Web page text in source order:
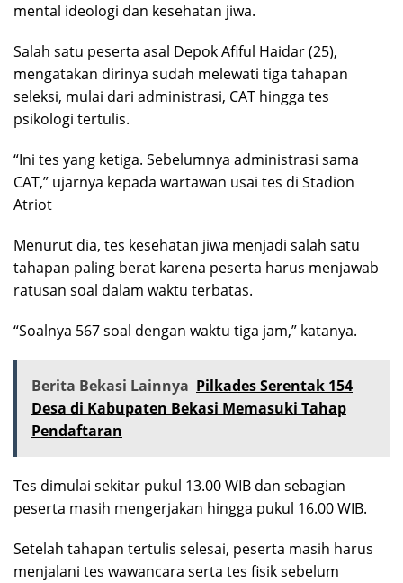
mental ideologi dan kesehatan jiwa.
Salah satu peserta asal Depok Afiful Haidar (25),
mengatakan dirinya sudah melewati tiga tahapan
seleksi, mulai dari administrasi, CAT hingga tes
psikologi tertulis.
“Ini tes yang ketiga. Sebelumnya administrasi sama
CAT,” ujarnya kepada wartawan usai tes di Stadion
Atriot
Menurut dia, tes kesehatan jiwa menjadi salah satu
tahapan paling berat karena peserta harus menjawab
ratusan soal dalam waktu terbatas.
“Soalnya 567 soal dengan waktu tiga jam,” katanya.
Berita Bekasi Lainnya Pilkades Serentak 154
Desa di Kabupaten Bekasi Memasuki Tahap
Pendaftaran
Tes dimulai sekitar pukul 13.00 WIB dan sebagian
peserta masih mengerjakan hingga pukul 16.00 WIB.
Setelah tahapan tertulis selesai, peserta masih harus
menjalani tes wawancara serta tes fisik sebelum